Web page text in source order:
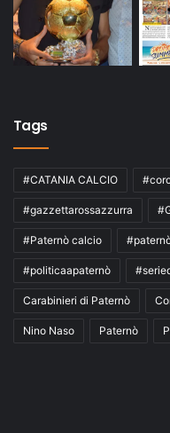
Tags
#CATANIA CALCIO
#gazzettarossazzurra
#Paternò calcio
#politicaapaternò
Carabinieri di Paternò
Nino Naso Paternò